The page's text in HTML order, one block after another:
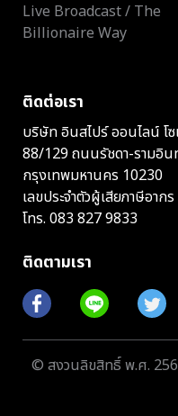
Live Broadcast / The
Billionaire Way
ติดต่อเรา
บริษัท อินสไปร์ ออนไลน์ โซ
88/129 ถนนรัชดา-รามอิน
กรุงเทพมหานคร 10230
เลขประจำตัวผู้เสียภาษีอา
โทร. 083 827 9833
ติดตามเรา
© สงวนลิขสิทธิ์ พ.ศ.